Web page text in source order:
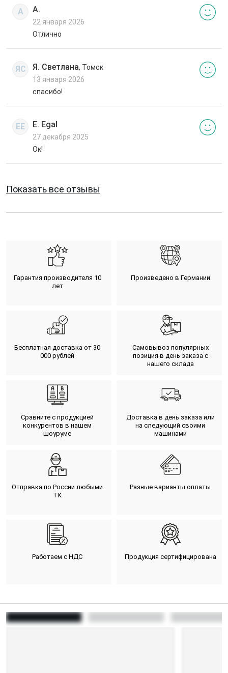
А А.
22 января 2026
Отлично
ЯС Я. Светлана, Томск
13 января 2026
спасибо!
EE E. Egal
27 декабря 2025
Ок!
Показать все отзывы
Гарантия производителя 10
лет
Произведено в Германии
Бесплатная доставка от 30
000 рублей
Самовывоз популярных
позиция в день заказа с
нашего склада
Сравните с продукцией
конкурентов в нашем
шоуруме
Доставка в день заказа или
на следующий своими
машинами
Отправка по России любыми
ТК
Разные варианты оплаты
Работаем с НДС Продукция сертифицирована